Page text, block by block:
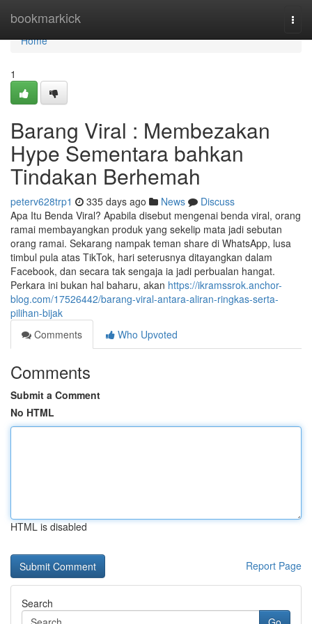
bookmarkick
Home
Home
1
Barang Viral : Membezakan
Hype Sementara bahkan
Tindakan Berhemah
peterv628trp1 335 days ago News
Discuss
Apa Itu Benda Viral? Apabila disebut mengenai benda viral, orang
ramai membayangkan produk yang sekelip mata jadi sebutan
orang ramai. Sekarang nampak teman share di WhatsApp, lusa
timbul pula atas TikTok, hari seterusnya ditayangkan dalam
Facebook, dan secara tak sengaja ia jadi perbualan hangat.
Perkara ini bukan hal baharu, akan https://ikramssrok.anchor-
blog.com/17526442/barang-viral-antara-aliran-ringkas-serta-
pilihan-bijak
Comments
Who Upvoted
Comments
Submit a Comment
No HTML
HTML is disabled
Report Page
Search